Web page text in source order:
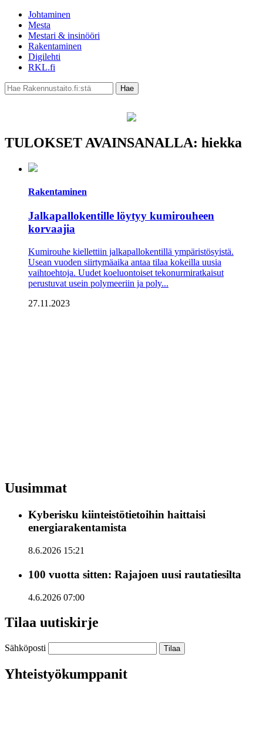
Johtaminen
Mesta
Mestari & insinööri
Rakentaminen
Digilehti
RKL.fi
TULOKSET AVAINSANALLA: hiekka
Rakentaminen
Jalkapallokentille löytyy kumirouheen
korvaajia
Kumirouhe kiellettiin jalkapallokentillä ympäristösyistä.
Usean vuoden siirtymäaika antaa tilaa kokeilla uusia
vaihtoehtoja. Uudet koeluontoiset tekonurmiratkaisut
perustuvat usein polymeeriin ja poly...
27.11.2023
Uusimmat
Kyberisku kiinteistötietoihin haittaisi
energiarakentamista
8.6.2026 15:21
100 vuotta sitten: Rajajoen uusi rautatiesilta
4.6.2026 07:00
Tilaa uutiskirje
Sähköposti
Yhteistyökumppanit